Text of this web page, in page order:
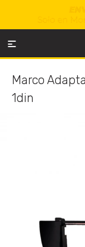

Marco
1din